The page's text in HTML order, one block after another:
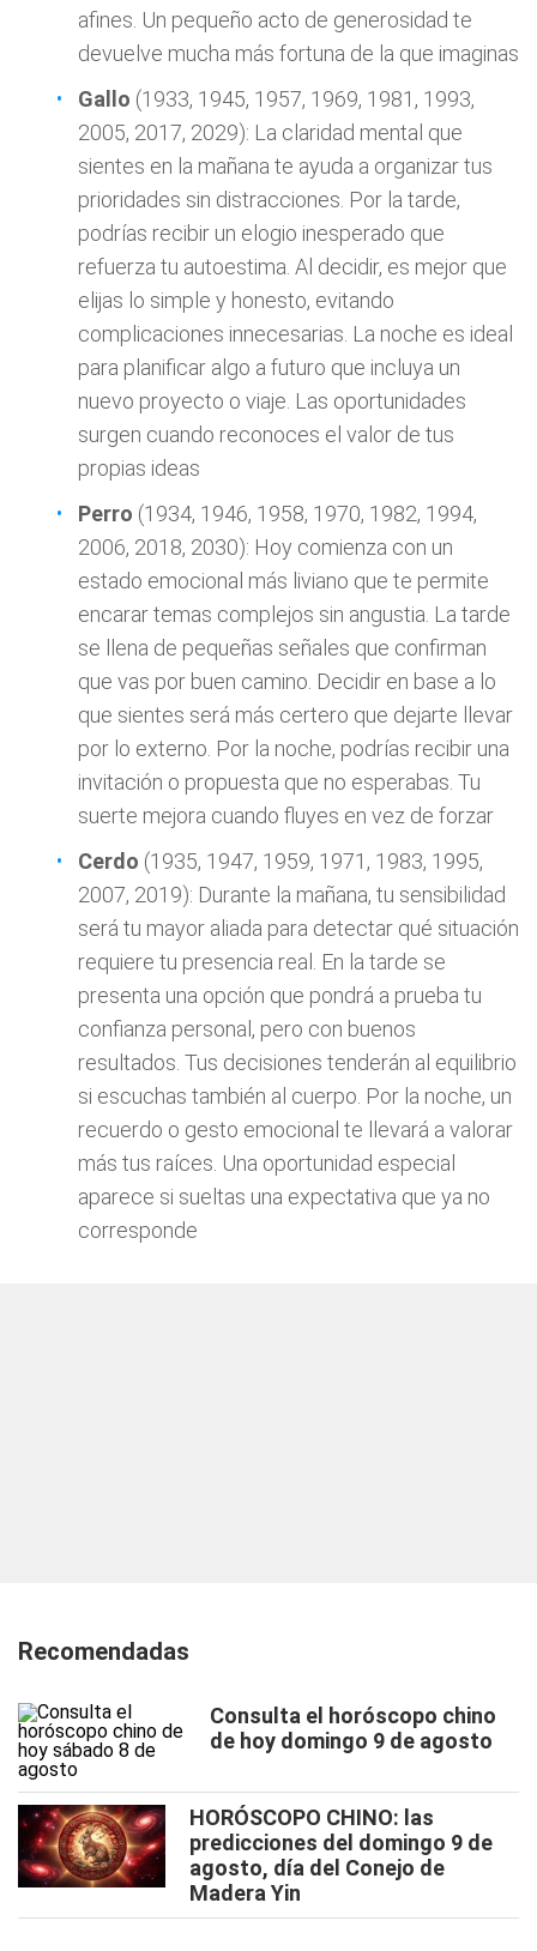
afines. Un pequeño acto de generosidad te
devuelve mucha más fortuna de la que imaginas
Gallo (1933, 1945, 1957, 1969, 1981, 1993,
2005, 2017, 2029): La claridad mental que
sientes en la mañana te ayuda a organizar tus
prioridades sin distracciones. Por la tarde,
podrías recibir un elogio inesperado que
refuerza tu autoestima. Al decidir, es mejor que
elijas lo simple y honesto, evitando
complicaciones innecesarias. La noche es ideal
para planificar algo a futuro que incluya un
nuevo proyecto o viaje. Las oportunidades
surgen cuando reconoces el valor de tus
propias ideas
Perro (1934, 1946, 1958, 1970, 1982, 1994,
2006, 2018, 2030): Hoy comienza con un
estado emocional más liviano que te permite
encarar temas complejos sin angustia. La tarde
se llena de pequeñas señales que confirman
que vas por buen camino. Decidir en base a lo
que sientes será más certero que dejarte llevar
por lo externo. Por la noche, podrías recibir una
invitación o propuesta que no esperabas. Tu
suerte mejora cuando fluyes en vez de forzar
Cerdo (1935, 1947, 1959, 1971, 1983, 1995,
2007, 2019): Durante la mañana, tu sensibilidad
será tu mayor aliada para detectar qué situación
requiere tu presencia real. En la tarde se
presenta una opción que pondrá a prueba tu
confianza personal, pero con buenos
resultados. Tus decisiones tenderán al equilibrio
si escuchas también al cuerpo. Por la noche, un
recuerdo o gesto emocional te llevará a valorar
más tus raíces. Una oportunidad especial
aparece si sueltas una expectativa que ya no
corresponde
Recomendadas
Consulta el horóscopo chino
de hoy domingo 9 de agosto
HORÓSCOPO CHINO: las
predicciones del domingo 9 de
agosto, día del Conejo de
Madera Yin